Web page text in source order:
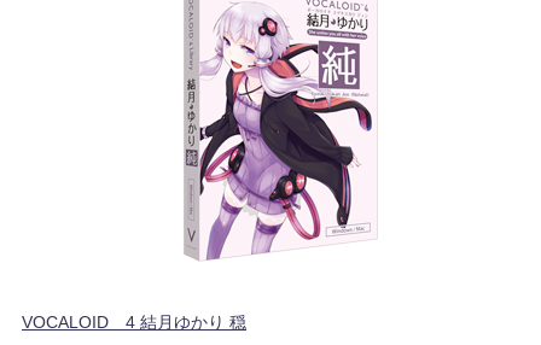
VOCALOID™4 結月ゆかり 穏